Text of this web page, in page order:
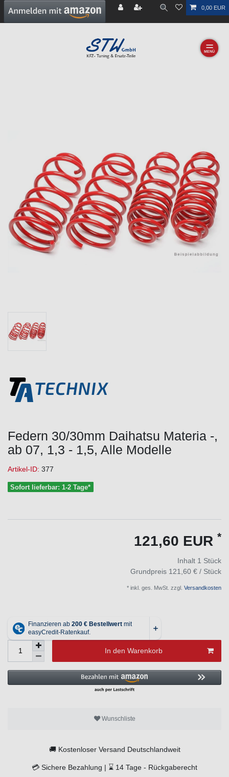
0,00 EUR
☰
Federn 30/30mm Daihatsu Materia -,
ab 07, 1,3 - 1,5, Alle Modelle
Artikel-ID: 377
Sofort lieferbar: 1-2 Tage*
121,60 EUR *
Inhalt 1 Stück
Grundpreis 121,60 € / Stück
* inkl. ges. MwSt. zzgl. Versandkosten
In den Warenkorb
Wunschliste
🚚 Kostenloser Versand Deutschlandweit
💳 Sichere Bezahlung | ⌛ 14 Tage - Rückgaberecht